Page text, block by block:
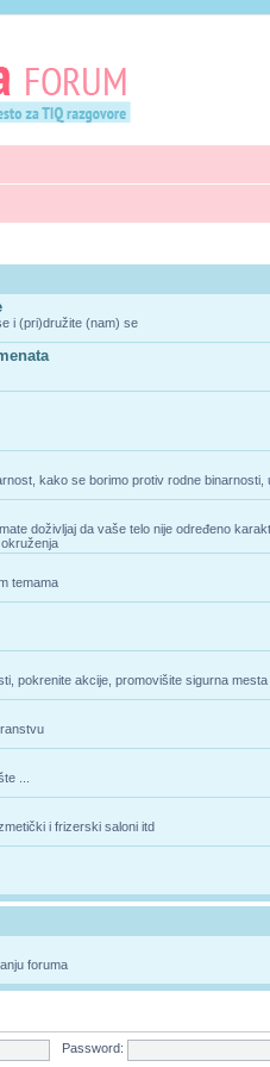
i (pri)družite (nam) se
kako se borimo protiv rodne binarnosti,
doživljaj da vaše telo nije određeno
temama
pokrenite akcije, promovišite sigurna
...
i frizerski saloni itd
foruma
Password: